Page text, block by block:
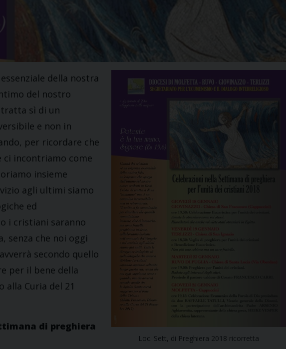
Loc. Sett, di Preghiera 2018 ricorretta
della nostra
del nostro
tratta sì di un
e non in
per ricordare che
ci incontriamo come
insieme
agli ultimi siamo
ed
i cristiani saranno
senza che noi oggi
secondo quello
per il bene della
alla Curia del 21
di preghiera